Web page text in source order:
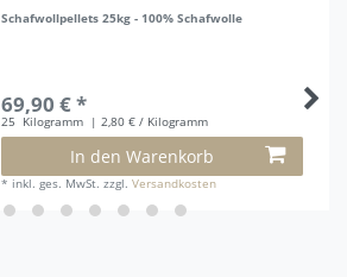
Schafwollpellets 25kg - 100% Schafwolle
69,90 € *
25 Kilogramm | 2,80 € / Kilogramm
In den Warenkorb
* inkl. ges. MwSt. zzgl.Versandkosten